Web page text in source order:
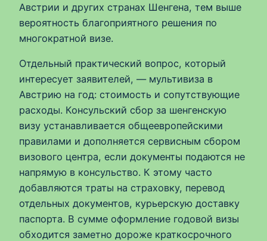
Австрии и других странах Шенгена, тем выше
вероятность благоприятного решения по
многократной визе.
Отдельный практический вопрос, который
интересует заявителей, — мультивиза в
Австрию на год: стоимость и сопутствующие
расходы. Консульский сбор за шенгенскую
визу устанавливается общеевропейскими
правилами и дополняется сервисным сбором
визового центра, если документы подаются не
напрямую в консульство. К этому часто
добавляются траты на страховку, перевод
отдельных документов, курьерскую доставку
паспорта. В сумме оформление годовой визы
обходится заметно дороже краткосрочного